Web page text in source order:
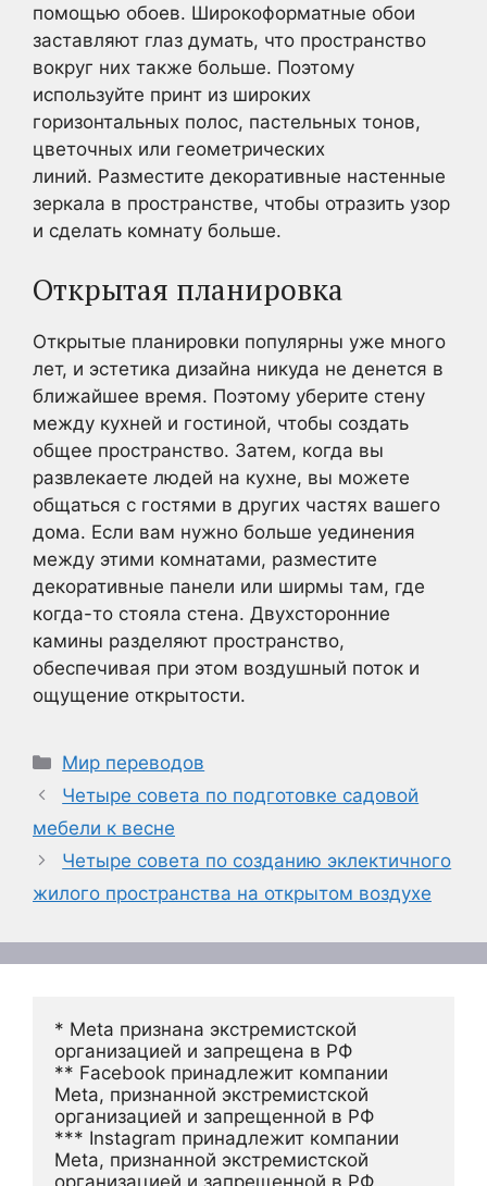
помощью обоев. Широкоформатные обои
заставляют глаз думать, что пространство
вокруг них также больше. Поэтому
используйте принт из широких
горизонтальных полос, пастельных тонов,
цветочных или геометрических
линий. Разместите декоративные настенные
зеркала в пространстве, чтобы отразить узор
и сделать комнату больше.
Открытая планировка
Открытые планировки популярны уже много
лет, и эстетика дизайна никуда не денется в
ближайшее время. Поэтому уберите стену
между кухней и гостиной, чтобы создать
общее пространство. Затем, когда вы
развлекаете людей на кухне, вы можете
общаться с гостями в других частях вашего
дома. Если вам нужно больше уединения
между этими комнатами, разместите
декоративные панели или ширмы там, где
когда-то стояла стена. Двухсторонние
камины разделяют пространство,
обеспечивая при этом воздушный поток и
ощущение открытости.
Рубрики
Мир переводов
Четыре совета по подготовке садовой
мебели к весне
Четыре совета по созданию эклектичного
жилого пространства на открытом воздухе
* Meta признана экстремистской
организацией и запрещена в РФ
** Facebook принадлежит компании
Meta, признанной экстремистской
организацией и запрещенной в РФ
*** Instagram принадлежит компании
Meta, признанной экстремистской
организацией и запрещенной в РФ